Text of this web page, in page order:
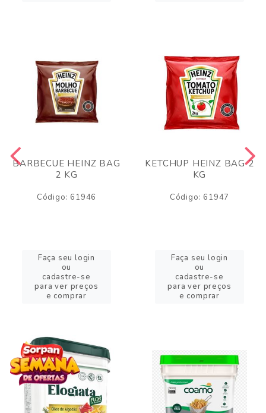
BARBECUE HEINZ BAG
2 KG
Código: 61946
Faça seu login
ou
cadastre-se
para ver preços
e comprar
KETCHUP HEINZ BAG 2
KG
Código: 61947
Faça seu login
ou
cadastre-se
para ver preços
e comprar